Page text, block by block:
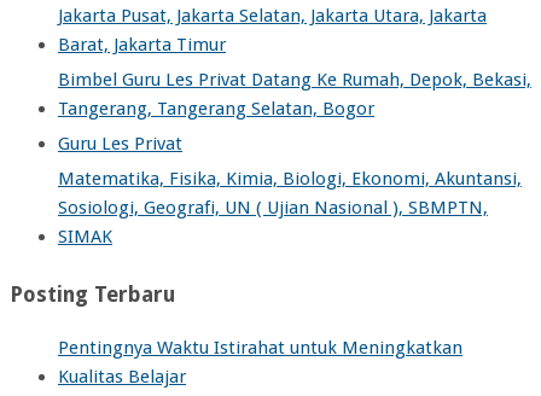
Jakarta Pusat, Jakarta Selatan, Jakarta Utara, Jakarta
Barat, Jakarta Timur
Bimbel Guru Les Privat Datang Ke Rumah, Depok, Bekasi,
Tangerang, Tangerang Selatan, Bogor
Guru Les Privat
Matematika, Fisika, Kimia, Biologi, Ekonomi, Akuntansi,
Sosiologi, Geografi, UN ( Ujian Nasional ), SBMPTN,
SIMAK
Posting Terbaru
Pentingnya Waktu Istirahat untuk Meningkatkan
Kualitas Belajar